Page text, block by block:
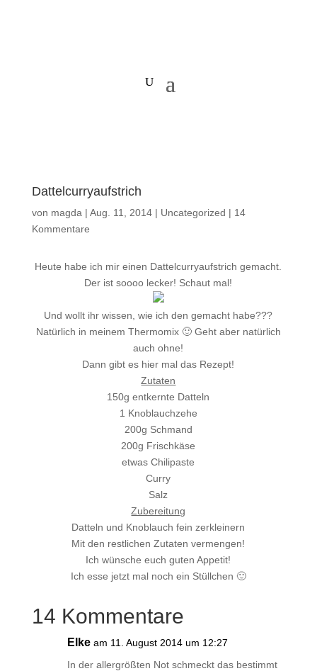
Dattelcurryaufstrich
von magda | Aug. 11, 2014| Uncategorized | 14
Kommentare
Heute habe ich mir einen Dattelcurryaufstrich gemacht.
Der ist soooo lecker! Schaut mal!
Und wollt ihr wissen, wie ich den gemacht habe???
Natürlich in meinem Thermomix 🙂 Geht aber natürlich
auch ohne!
Dann gibt es hier mal das Rezept!
Zutaten
150g entkernte Datteln
1 Knoblauchzehe
200g Schmand
200g Frischkäse
etwas Chilipaste
Curry
Salz
Zubereitung
Datteln und Knoblauch fein zerkleinern
Mit den restlichen Zutaten vermengen!
Ich wünsche euch guten Appetit!
Ich esse jetzt mal noch ein Stüllchen 🙂
14 Kommentare
Elke am 11. August 2014 um 12:27
In der allergrößten Not schmeckt das bestimmt